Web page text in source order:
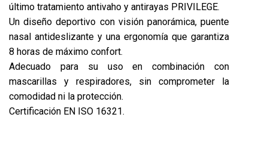
último tratamiento antivaho y antirayas PRIVILEGE.
Un diseño deportivo con visión panorámica, puente
nasal antideslizante y una ergonomía que garantiza
8 horas de máximo confort.
Adecuado para su uso en combinación con
mascarillas y respiradores, sin comprometer la
comodidad ni la protección.
Certificación EN ISO 16321.